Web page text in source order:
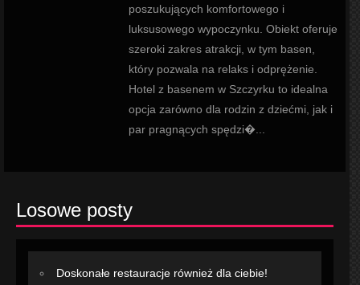
poszukujących komfortowego i
luksusowego wypoczynku. Obiekt oferuje
szeroki zakres atrakcji, w tym basen,
który pozwala na relaks i odprężenie.
Hotel z basenem w Szczyrku to idealna
opcja zarówno dla rodzin z dziećmi, jak i
par pragnących spędzi�...
Losowe posty
Doskonałe restauracje również dla ciebie!